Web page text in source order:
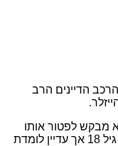
הדיינים הרב
מבקש לפטור אותו
מתשלום מזונות לבתו הבגירה שעברה את גיל 18 אך עדיין לומדת